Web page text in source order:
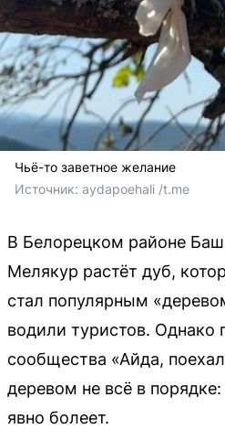
Чьё-то заветное желание
Источник: aydapoehali /t.me
В Белорецком районе
Мелякур растёт дуб,
стал популярным
водили туристов. Однако
сообщества «Айда,
деревом не всё в
явно болеет.